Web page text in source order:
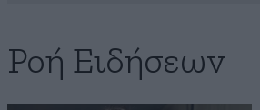
Ροή Ειδήσεων